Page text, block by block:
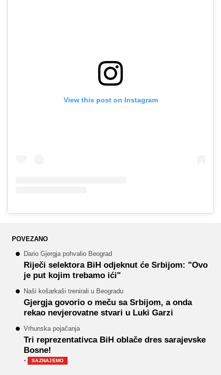
View this post on Instagram
POVEZANO
Dario Gjergja pohvalio Beograd
Riječi selektora BiH odjeknut će Srbijom: "Ovo
je put kojim trebamo ići"
Naši košarkaši trenirali u Beogradu
Gjergja govorio o meču sa Srbijom, a onda
rekao nevjerovatne stvari u Luki Garzi
Vrhunska pojačanja
Tri reprezentativca BiH oblače dres sarajevske
Bosne!
· SAZNAJEMO